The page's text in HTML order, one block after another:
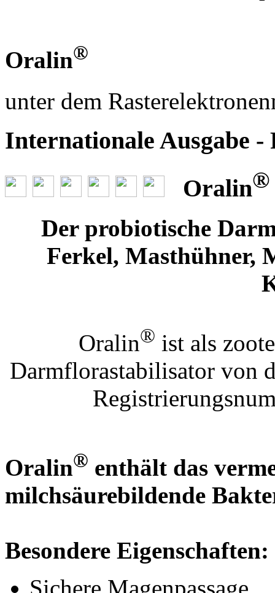
Oralin®
unter dem
Internationale Ausgabe
Oralin®
Der probiotische
Ferkel, Masthühner,
Oralin® ist als
Darmflorastabilisator von
Oralin® enthält das
milchsäurebildende
Besondere Eigenschaften: